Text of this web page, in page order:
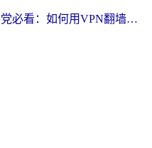
海外党必看：如何用VPN翻墙到大陆PTT？一篇解决你所有回国加速痛点